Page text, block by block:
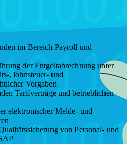
im Bereich Payroll und
der Entgeltabrechnung unter
, lohnsteuer- und
Vorgaben
Tarifverträge und betrieblichen
elektronischer Melde- und
von Personal- und